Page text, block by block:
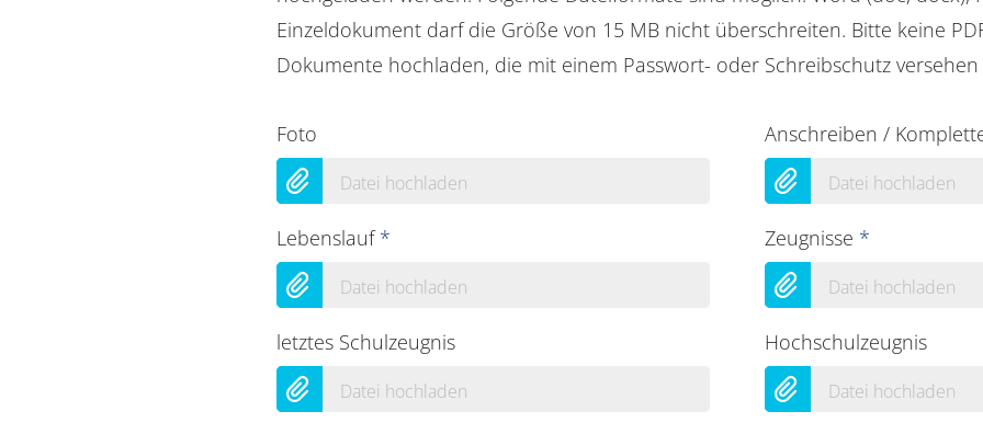
Einzeldokument darf die Größe von 15 MB nicht überschreiten. Bitte keine
Dokumente hochladen, die mit einem Passwort- oder Schreibschutz versehen
Foto
Datei hochladen
Anschreiben /
Datei hochladen
Lebenslauf*
Datei hochladen
Zeugnisse *
Datei hochladen
letztes Schulzeugnis
Datei hochladen
Hochschulzeugnis
Datei hochladen